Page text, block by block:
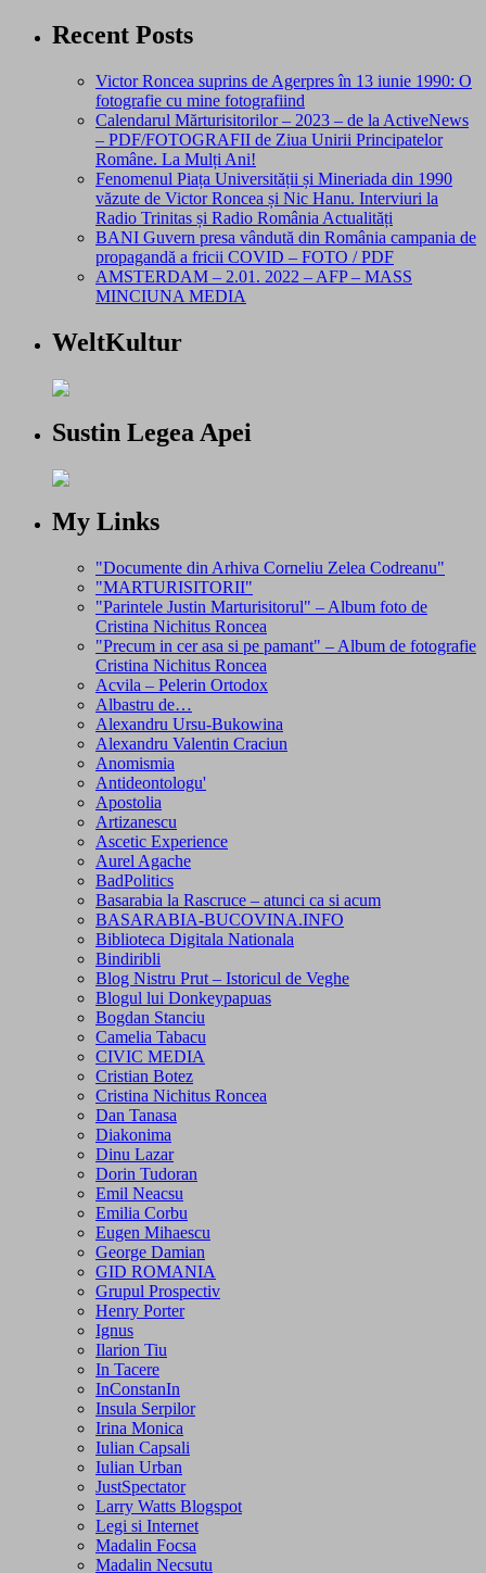
Recent Posts
Victor Roncea suprins de Agerpres în 13 iunie 1990: O
fotografie cu mine fotografiind
Calendarul Mărturisitorilor – 2023 – de la ActiveNews
– PDF/FOTOGRAFII de Ziua Unirii Principatelor
Române. La Mulți Ani!
Fenomenul Piața Universității și Mineriada din 1990
văzute de Victor Roncea și Nic Hanu. Interviuri la
Radio Trinitas și Radio România Actualități
BANI Guvern presa vândută din România campania de
propagandă a fricii COVID – FOTO / PDF
AMSTERDAM – 2.01. 2022 – AFP – MASS
MINCIUNA MEDIA
WeltKultur
Sustin Legea Apei
My Links
"Documente din Arhiva Corneliu Zelea Codreanu"
"MARTURISITORII"
"Parintele Justin Marturisitorul" – Album foto de
Cristina Nichitus Roncea
"Precum in cer asa si pe pamant" – Album de fotografie
Cristina Nichitus Roncea
Acvila – Pelerin Ortodox
Albastru de…
Alexandru Ursu-Bukowina
Alexandru Valentin Craciun
Anomismia
Antideontologu'
Apostolia
Artizanescu
Ascetic Experience
Aurel Agache
BadPolitics
Basarabia la Rascruce – atunci ca si acum
BASARABIA-BUCOVINA.INFO
Biblioteca Digitala Nationala
Bindiribli
Blog Nistru Prut – Istoricul de Veghe
Blogul lui Donkeypapuas
Bogdan Stanciu
Camelia Tabacu
CIVIC MEDIA
Cristian Botez
Cristina Nichitus Roncea
Dan Tanasa
Diakonima
Dinu Lazar
Dorin Tudoran
Emil Neacsu
Emilia Corbu
Eugen Mihaescu
George Damian
GID ROMANIA
Grupul Prospectiv
Henry Porter
Ignus
Ilarion Tiu
In Tacere
InConstanIn
Insula Serpilor
Irina Monica
Iulian Capsali
Iulian Urban
JustSpectator
Larry Watts Blogspot
Legi si Internet
Madalin Focsa
Madalin Necsutu